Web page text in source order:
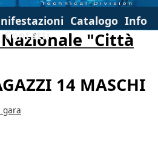
Catalogo Info
Contatti
"Città
14 MASCHI
gara